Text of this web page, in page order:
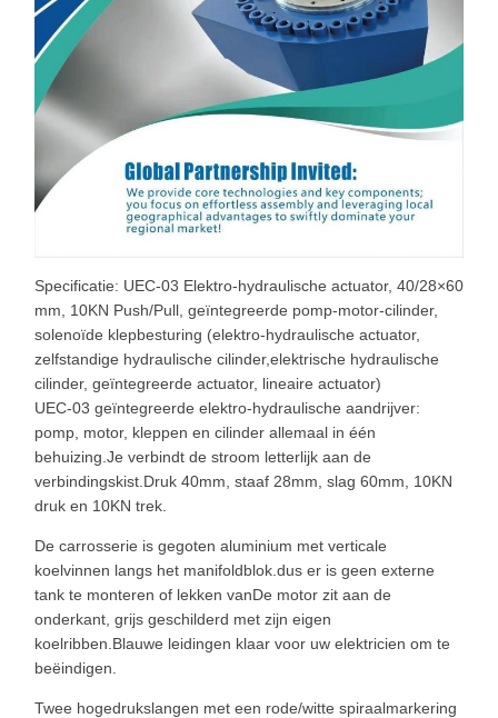
Specificatie: UEC-03 Elektro-hydraulische actuator, 40/28×60
mm, 10KN Push/Pull, geïntegreerde pomp-motor-cilinder,
solenoïde klepbesturing (elektro-hydraulische actuator,
zelfstandige hydraulische cilinder,elektrische hydraulische
cilinder, geïntegreerde actuator, lineaire actuator)
UEC-03 geïntegreerde elektro-hydraulische aandrijver:
pomp, motor, kleppen en cilinder allemaal in één
behuizing.Je verbindt de stroom letterlijk aan de
verbindingskist.Druk 40mm, staaf 28mm, slag 60mm, 10KN
druk en 10KN trek.
De carrosserie is gegoten aluminium met verticale
koelvinnen langs het manifoldblok.dus er is geen externe
tank te monteren of lekken vanDe motor zit aan de
onderkant, grijs geschilderd met zijn eigen
koelribben.Blauwe leidingen klaar voor uw elektricien om te
beëindigen.
Twee hogedrukslangen met een rode/witte spiraalmarkering